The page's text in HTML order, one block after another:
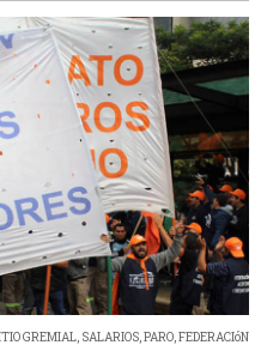
GREMIAL, SALARIOS,PARO,FEDERACIóN